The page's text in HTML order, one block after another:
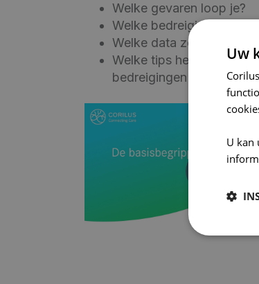
Welke gevaren loop je?
Welke bedreigingen zijn
Welke data zoeken de
Welke tips helpen je om
bedreigingen te
Uw
U kan